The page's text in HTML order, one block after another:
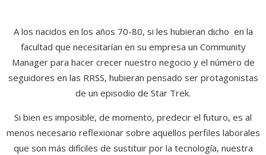
A los nacidos en los años 70-80, si les hubieran dicho en la
facultad que necesitarían en su empresa un Community
Manager para hacer crecer nuestro negocio y el número de
seguidores en las RRSS, hubieran pensado ser protagonistas
de un episodio de Star Trek.
Si bien es imposible, de momento, predecir el futuro, es al
menos necesario reflexionar sobre aquellos perfiles laborales
que son más difíciles de sustituir por la tecnología, nuestra